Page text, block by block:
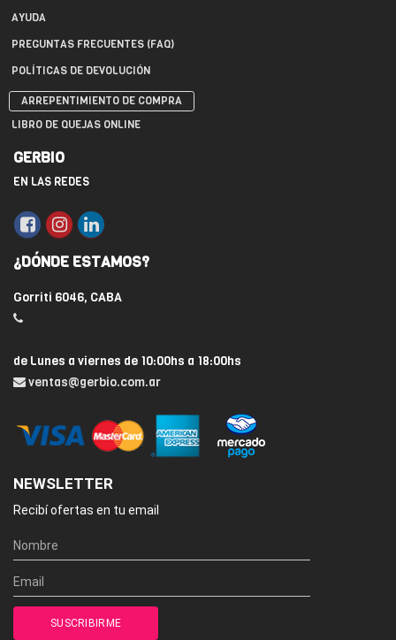
AYUDA
PREGUNTAS FRECUENTES (FAQ)
POLÍTICAS DE DEVOLUCIÓN
ARREPENTIMIENTO DE COMPRA
LIBRO DE QUEJAS ONLINE
GERBIO
EN LAS REDES
¿DÓNDE ESTAMOS?
Gorriti 6046, CABA
de Lunes a viernes de 10:00hs a 18:00hs
ventas@gerbio.com.ar
NEWSLETTER
Recibí ofertas en tu email